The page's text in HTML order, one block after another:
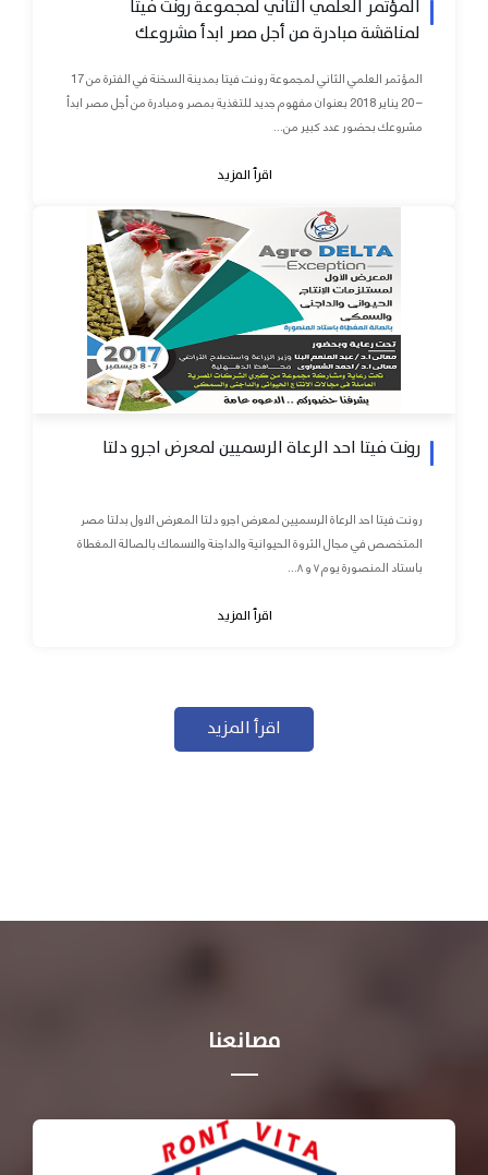
المؤتمر العلمي الثاني لمجموعة رونت فيتا
لمناقشة مبادرة من أجل مصر ابدأ مشروعك
المؤتمر العلمي الثاني لمجموعة رونت فيتا بمدينة السخنة في الفترة من 17
– 20 يناير 2018 بعنوان مفهوم جديد للتغذية بمصر ومبادرة من أجل مصر ابدأ
مشروعك بحضور عدد كبير من...
اقرأ المزيد
رونت فيتا احد الرعاة الرسميين لمعرض اجرو دلتا
رونت فيتا احد الرعاة الرسميين لمعرض اجرو دلتا المعرض الاول بدلتا مصر
المتخصص في مجال الثروة الحيوانية والداجنة والاسماك بالصالة المغطاة
باستاد المنصورة يوم ٧ و ٨...
اقرأ المزيد
اقرأ المزيد
مصانعنا